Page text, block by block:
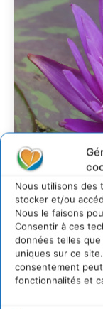
Nous utilisons des
stocker et/ou
Nous le faisons
Consentir à ces
données telles
uniques sur ce
consentement
fonctionnalités et